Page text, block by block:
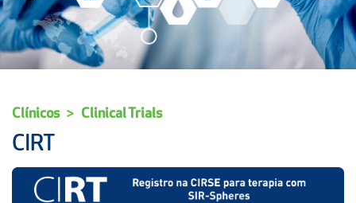
Clínicos Clinical Trials
CIRT